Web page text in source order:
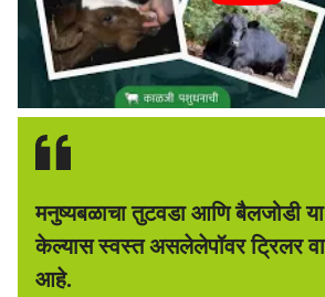
मनुष्यबळाचा तुटवडा आणि बैलजोडी या
केल्यास स्वस्त असलेलेपॉवर ट्रिलर
आहे.